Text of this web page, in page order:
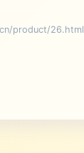
product/26.html